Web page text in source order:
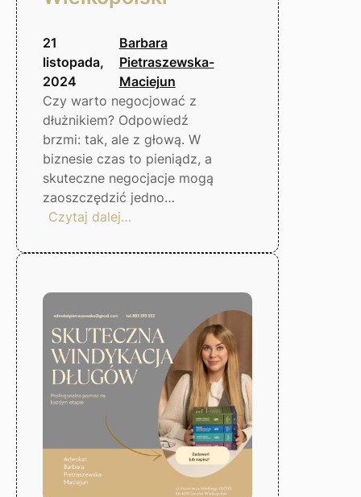
21
listopada,
2024
Barbara
Pietraszewska-
Maciejun
Czy warto negocjować z
dłużnikiem? Odpowiedź
brzmi: tak, ale z głową. W
biznesie czas to pieniądz, a
skuteczne negocjacje mogą
zaoszczędzić jedno…
Czytaj dalej…
z
–
czy
warto?
Gorzów
Wielkopolski